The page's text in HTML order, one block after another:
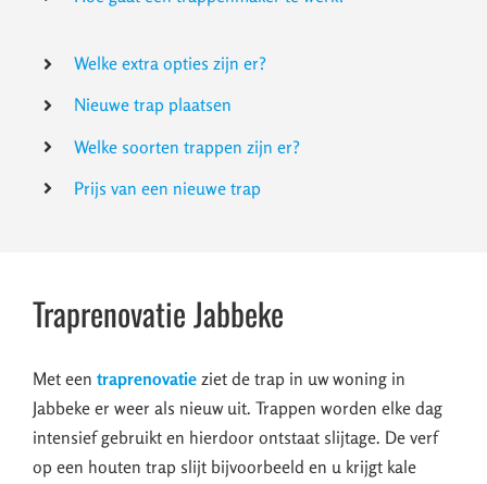
Welke extra opties zijn er?
Nieuwe trap plaatsen
Welke soorten trappen zijn er?
Prijs van een nieuwe trap
Traprenovatie Jabbeke
Met een traprenovatie ziet de trap in uw woning in
Jabbeke er weer als nieuw uit. Trappen worden elke dag
intensief gebruikt en hierdoor ontstaat slijtage. De verf
op een houten trap slijt bijvoorbeeld en u krijgt kale